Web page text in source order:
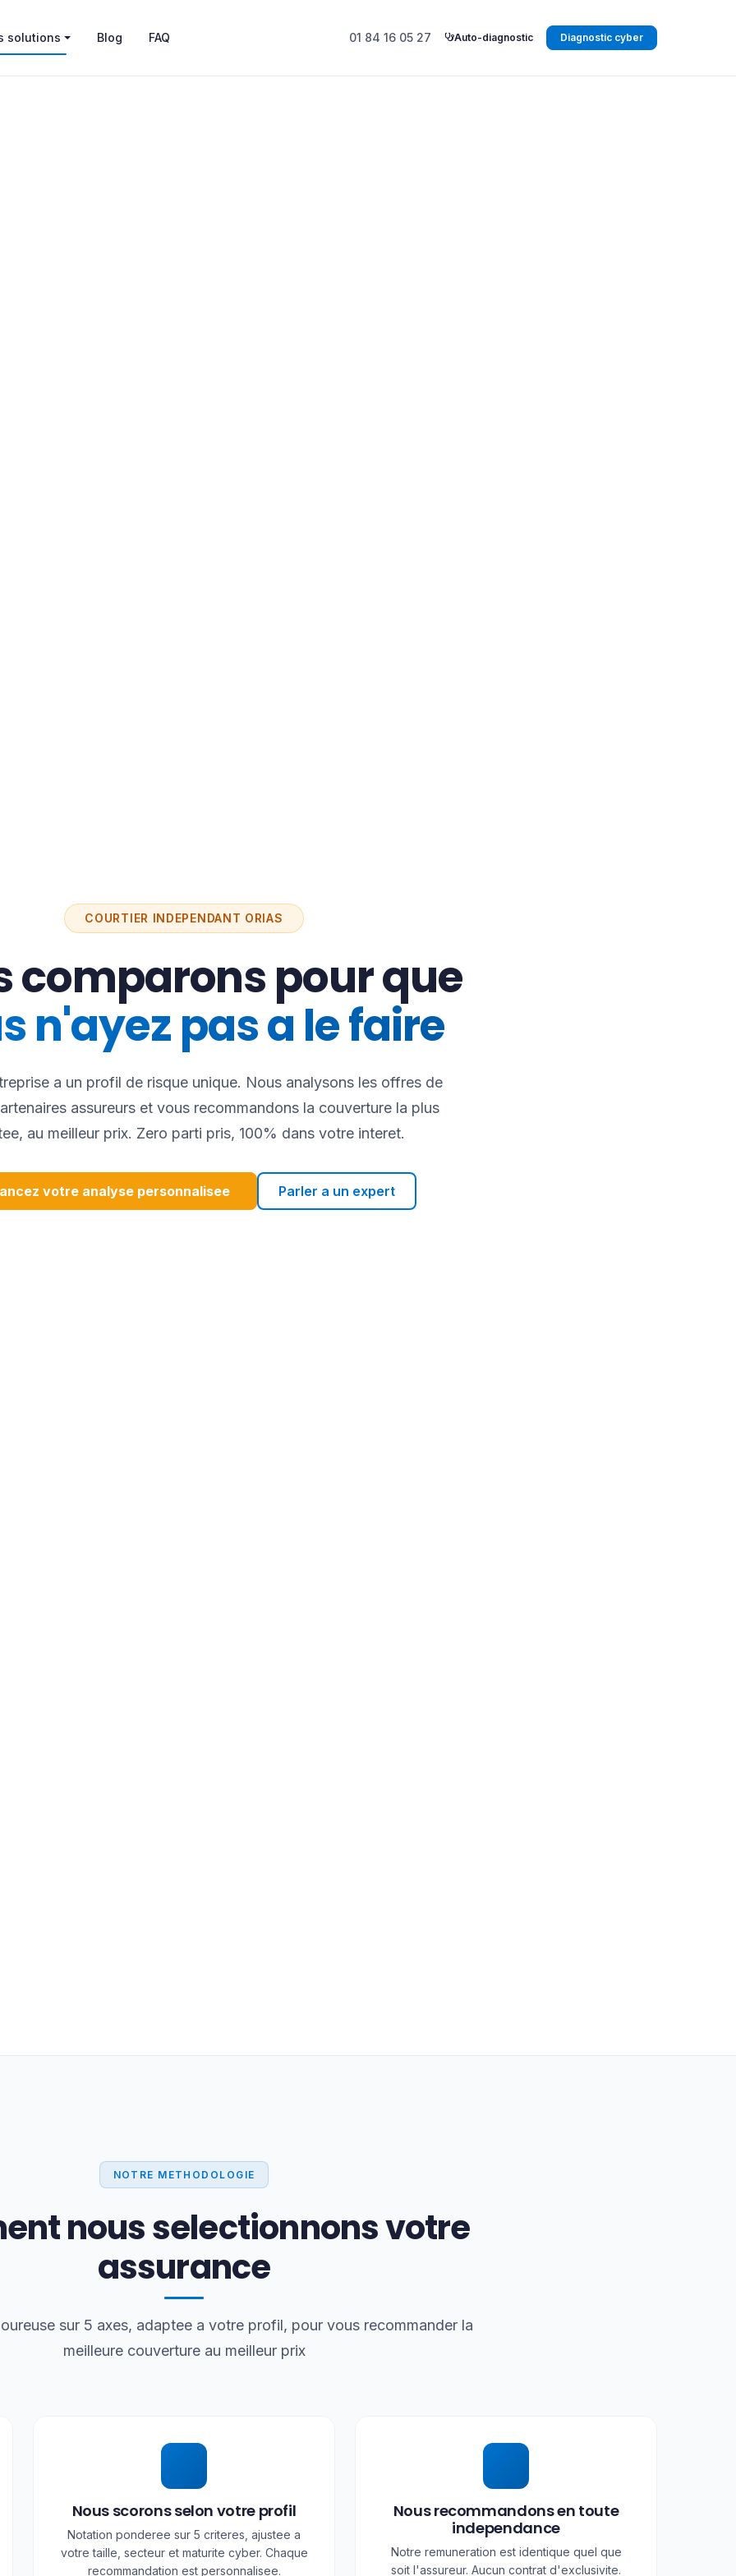
solutions Blog FAQ 01 84 16 05 27 Auto-diagnostic Diagnostic cyber
COURTIER INDEPENDANT ORIAS
comparons pour que
n'ayez pas a le faire
a un profil de risque unique. Nous analysons les offres de
assureurs et vous recommandons la couverture la plus
au meilleur prix. Zero parti pris, 100% dans votre interet.
votre analyse personnalisee Parler a un expert
NOTRE METHODOLOGIE
nous selectionnons votre
assurance
sur 5 axes, adaptee a votre profil, pour vous recommander la
meilleure couverture au meilleur prix
Nous scorons selon votre profil
Notation ponderee sur 5 criteres, ajustee a
votre taille, secteur et maturite cyber. Chaque
recommandation est personnalisee.
Nous recommandons en toute
independance
Notre remuneration est identique quel que
soit l'assureur. Aucun contrat d'exclusivite.